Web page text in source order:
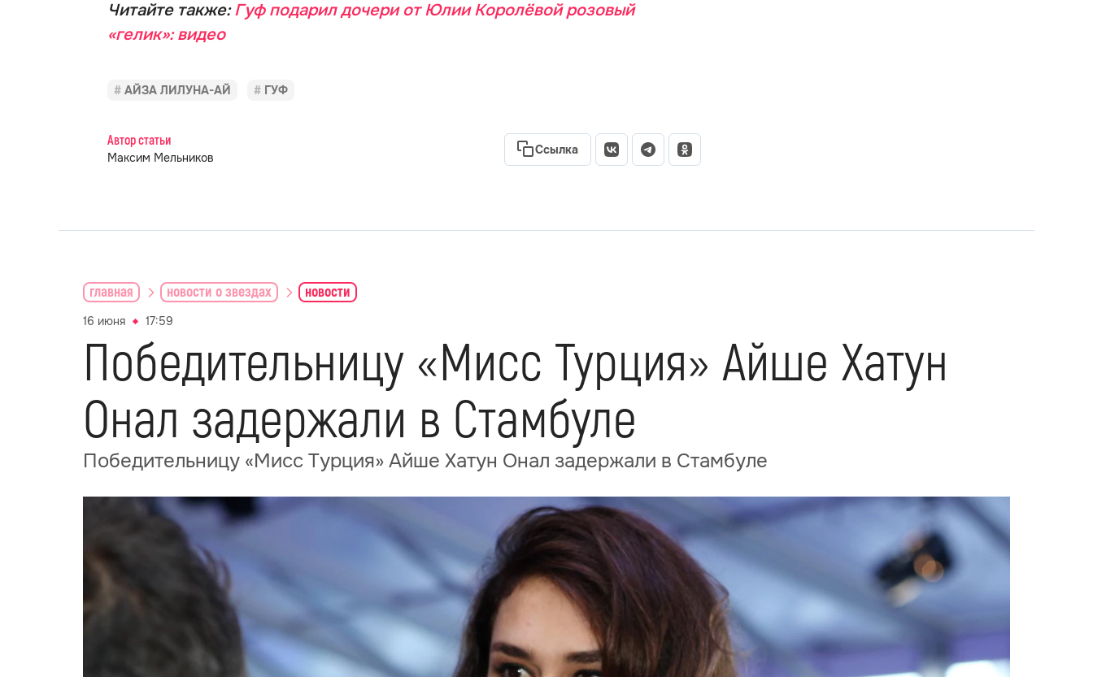
Читайте также:Гуф подарил дочери от Юлии Королёвой розовый
«гелик»: видео
АЙЗА ЛИЛУНА-АЙ ГУФ
Автор статьи
Максим Мельников
Ссылка
главная новости о звездах новости
16 июня 17:59
Победительницу «Мисс Турция» Айше Хатун
Онал задержали в Стамбуле
Победительницу «Мисс Турция» Айше Хатун Онал задержали в Стамбуле